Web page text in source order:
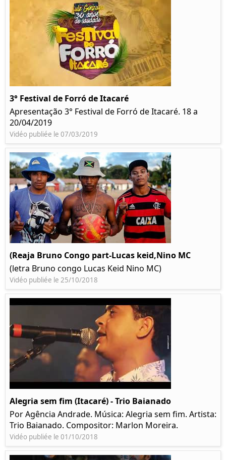
3° Festival de Forró de Itacaré
Apresentação 3° Festival de Forró de Itacaré. 18 a
20/04/2019
Vidéo publiée le 07/03/2019
(Reaja Bruno Congo part-Lucas keid,Nino MC
(letra Bruno congo Lucas Keid Nino MC)
Vidéo publiée le 25/10/2018
Alegria sem fim (Itacaré) - Trio Baianado
Por Agência Andrade. Música: Alegria sem fim. Artista:
Trio Baianado. Compositor: Marlon Moreira.
Vidéo publiée le 01/10/2018